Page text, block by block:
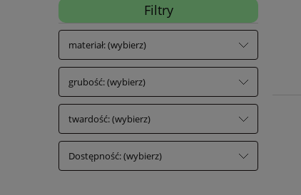
Filtry
materiał: (wybierz)
grubość: (wybierz)
twardość: (wybierz)
Dostępność: (wybierz)